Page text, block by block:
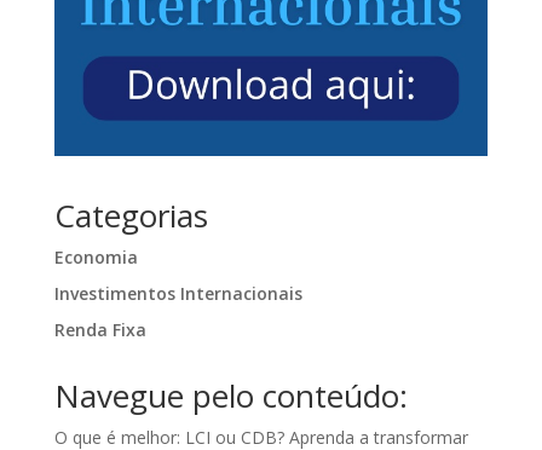
Categorias
Economia
Investimentos Internacionais
Renda Fixa
Navegue pelo conteúdo:
O que é melhor: LCI ou CDB? Aprenda a transformar